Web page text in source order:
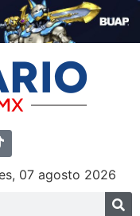
07 agosto 2026